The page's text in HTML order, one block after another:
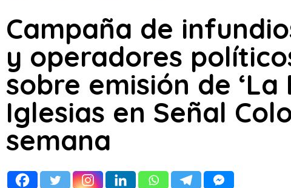
Campaña de
y operadores
sobre emisión de ‘La
Iglesias en Señal
semana